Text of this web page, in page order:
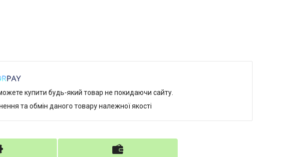
купити будь-який товар не покидаючи сайту.
та обмін даного товару належної якості